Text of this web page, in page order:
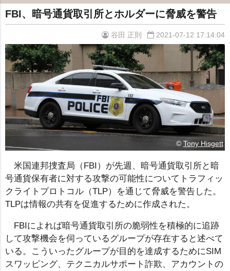
FBI、暗号通貨取引所とホルダーに脅威を警告
谷田 正則 2021-07-12 17:14:04
© Tony Hisgett
米国連邦捜査局（FBI）が先週、暗号通貨取引所と暗
号通貨保有者に対する攻撃の可能性についてトラフィッ
クライトプロトコル（TLP）を通じて脅威を警告した。
TLPは情報の共有を促進するために作成された。
FBIによれば暗号通貨取引所の脆弱性を積極的に追跡
して攻撃機会を伺っているグループが存在すると述べて
いる。こういったグループが目的を達成するためにSIM
スワッピング、テクニカルサポート詐欺、アカウントの